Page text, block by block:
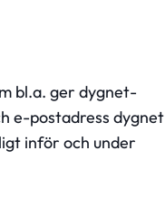
bl.a. ger dygnet-
e-postadress dygnet
inför och under